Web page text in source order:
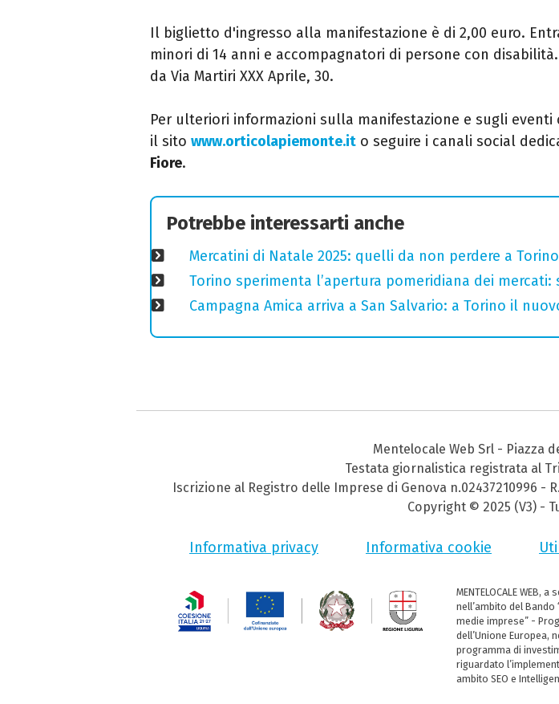
Il biglietto d'ingresso alla manifestazione è di 2,00 euro.
minori di 14 anni e accompagnatori di persone con disabilità.
da Via Martiri XXX Aprile, 30.
Per ulteriori informazioni sulla manifestazione e sugli eventi
il sito www.orticolapiemonte.it o seguire i canali social
Fiore.
Potrebbe interessarti anche
Mercatini di Natale 2025: quelli da non perdere a
Torino sperimenta l’apertura pomeridiana dei mercati:
Campagna Amica arriva a San Salvario: a Torino il
Mentelocale Web Srl - Piazza
Testata giornalistica registrata al
Iscrizione al Registro delle Imprese di Genova n.02437210996 -
Copyright © 2025 (V3) -
Informativa privacy Informativa cookie
MENTELOCALE
nell’ambito del
medie imprese” -
dell’Unione Europea,
programma di
riguardato
ambito SEO e